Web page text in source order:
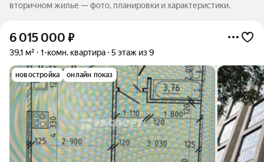
вторичном жилье — фото, планировки и характеристики.
6 015 000 ₽
39,1 м² 1-комн. квартира 5 этаж из 9
новостройка онлайн показ